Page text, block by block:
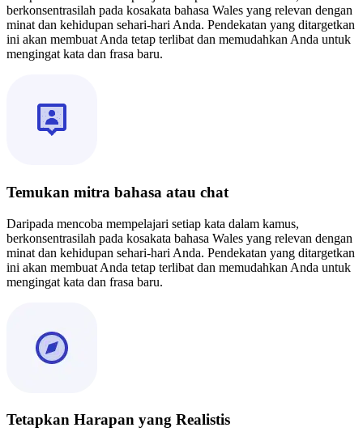
berkonsentrasilah pada kosakata bahasa Wales yang relevan dengan
minat dan kehidupan sehari-hari Anda. Pendekatan yang ditargetkan
ini akan membuat Anda tetap terlibat dan memudahkan Anda untuk
mengingat kata dan frasa baru.
Temukan mitra bahasa atau chat
Daripada mencoba mempelajari setiap kata dalam kamus,
berkonsentrasilah pada kosakata bahasa Wales yang relevan dengan
minat dan kehidupan sehari-hari Anda. Pendekatan yang ditargetkan
ini akan membuat Anda tetap terlibat dan memudahkan Anda untuk
mengingat kata dan frasa baru.
Tetapkan Harapan yang Realistis